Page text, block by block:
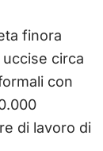
finora
circa
con
di lavoro di